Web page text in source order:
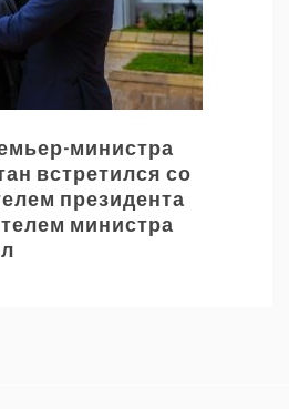
министра
встретился со
президента
министра